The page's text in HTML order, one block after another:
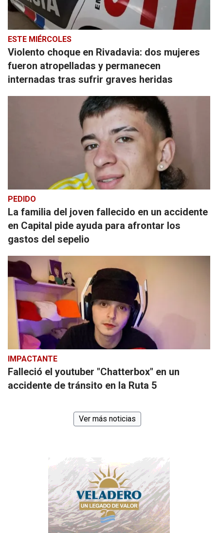
ESTE MIÉRCOLES
Violento choque en Rivadavia: dos mujeres
fueron atropelladas y permanecen
internadas tras sufrir graves heridas
PEDIDO
La familia del joven fallecido en un accidente
en Capital pide ayuda para afrontar los
gastos del sepelio
IMPACTANTE
Falleció el youtuber "Chatterbox" en un
accidente de tránsito en la Ruta 5
Ver más noticias